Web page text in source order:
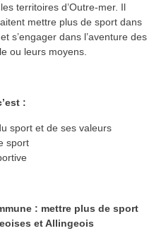
territoires d’Outre-mer. Il
mettre plus de sport dans
s’engager dans l’aventure des
ou leurs moyens.
:
sport et de ses valeurs
sport
: mettre plus de sport
et Allingeois